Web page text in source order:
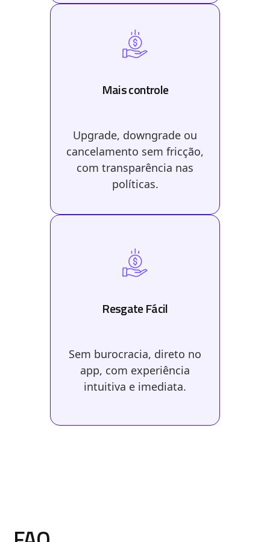
Mais controle
Upgrade, downgrade ou
cancelamento sem fricção,
com transparência nas
políticas.
Resgate Fácil
Sem burocracia, direto no
app, com experiência
intuitiva e imediata.